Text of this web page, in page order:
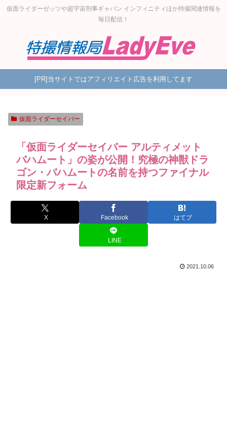
仮面ライダーゼッツや超宇宙刑事ギャバン インフィニティほか特撮関連情報を
毎日配信！
[PR]当サイトではアフィリエイト広告を利用してます
仮面ライダーセイバー
「仮面ライダーセイバー アルティメット
バハムート」の姿が公開！究極の神獣ドラ
ゴン・バハムートの名前を持つファイナル
限定新フォーム
X Facebook はてブ
LINE
2021.10.06